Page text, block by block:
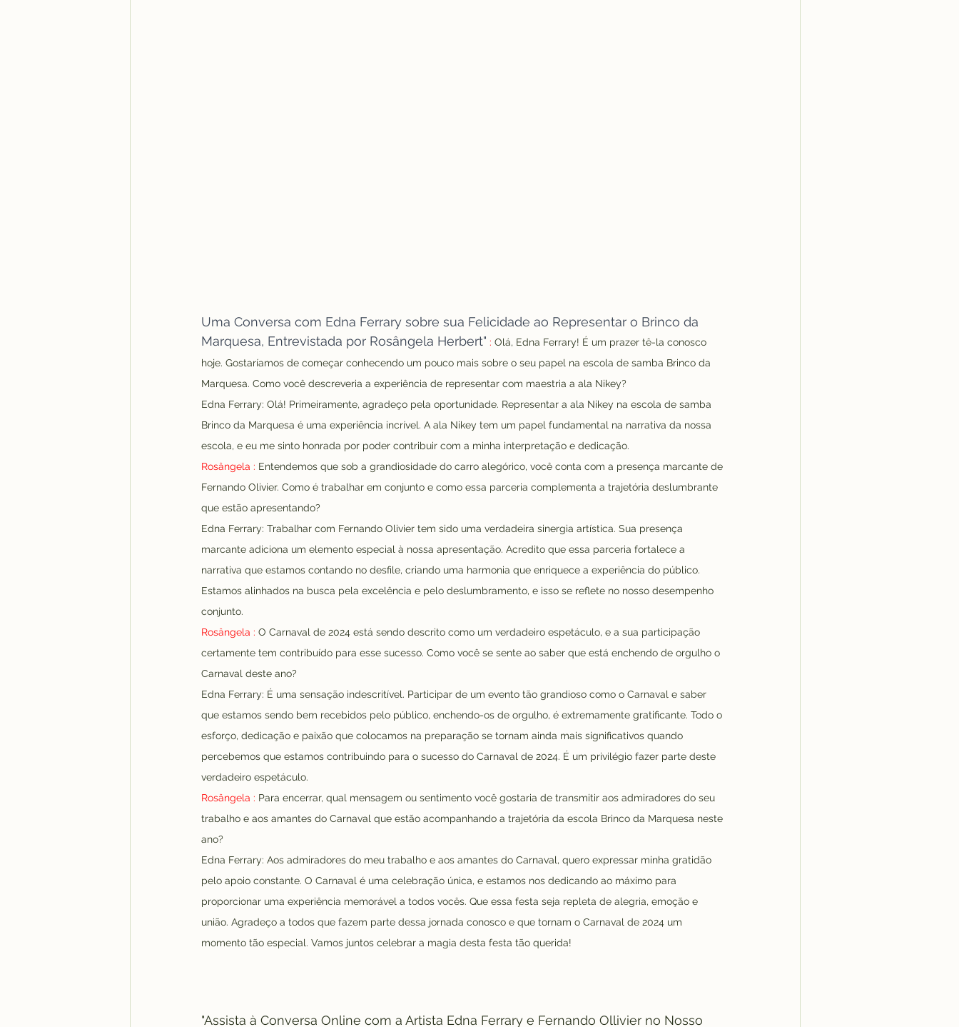
Uma Conversa com Edna Ferrary sobre sua Felicidade ao Representar o Brinco da
Marquesa, Entrevistada por Rosângela Herbert" : Olá, Edna Ferrary! É um prazer tê-la conosco
hoje. Gostaríamos de começar conhecendo um pouco mais sobre o seu papel na escola de samba Brinco da
Marquesa. Como você descreveria a experiência de representar com maestria a ala Nikey?
Edna Ferrary: Olá! Primeiramente, agradeço pela oportunidade. Representar a ala Nikey na escola de samba
Brinco da Marquesa é uma experiência incrível. A ala Nikey tem um papel fundamental na narrativa da nossa
escola, e eu me sinto honrada por poder contribuir com a minha interpretação e dedicação.
Rosângela : Entendemos que sob a grandiosidade do carro alegórico, você conta com a presença marcante de
Fernando Olivier. Como é trabalhar em conjunto e como essa parceria complementa a trajetória deslumbrante
que estão apresentando?
Edna Ferrary: Trabalhar com Fernando Olivier tem sido uma verdadeira sinergia artística. Sua presença
marcante adiciona um elemento especial à nossa apresentação. Acredito que essa parceria fortalece a
narrativa que estamos contando no desfile, criando uma harmonia que enriquece a experiência do público.
Estamos alinhados na busca pela excelência e pelo deslumbramento, e isso se reflete no nosso desempenho
conjunto.
Rosângela : O Carnaval de 2024 está sendo descrito como um verdadeiro espetáculo, e a sua participação
certamente tem contribuído para esse sucesso. Como você se sente ao saber que está enchendo de orgulho o
Carnaval deste ano?
Edna Ferrary: É uma sensação indescritível. Participar de um evento tão grandioso como o Carnaval e saber
que estamos sendo bem recebidos pelo público, enchendo-os de orgulho, é extremamente gratificante. Todo o
esforço, dedicação e paixão que colocamos na preparação se tornam ainda mais significativos quando
percebemos que estamos contribuindo para o sucesso do Carnaval de 2024. É um privilégio fazer parte deste
verdadeiro espetáculo.
Rosângela : Para encerrar, qual mensagem ou sentimento você gostaria de transmitir aos admiradores do seu
trabalho e aos amantes do Carnaval que estão acompanhando a trajetória da escola Brinco da Marquesa neste
ano?
Edna Ferrary: Aos admiradores do meu trabalho e aos amantes do Carnaval, quero expressar minha gratidão
pelo apoio constante. O Carnaval é uma celebração única, e estamos nos dedicando ao máximo para
proporcionar uma experiência memorável a todos vocês. Que essa festa seja repleta de alegria, emoção e
união. Agradeço a todos que fazem parte dessa jornada conosco e que tornam o Carnaval de 2024 um
momento tão especial. Vamos juntos celebrar a magia desta festa tão querida!
"Assista à Conversa Online com a Artista Edna Ferrary e Fernando Ollivier no Nosso